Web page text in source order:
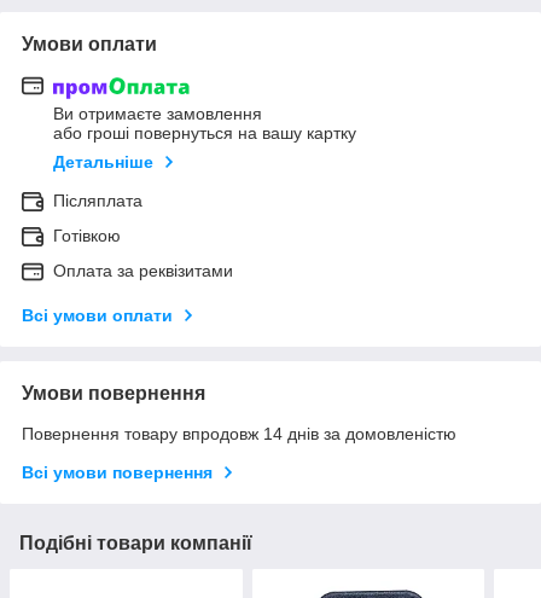
Умови оплати
Ви отримаєте замовлення
або гроші повернуться на вашу картку
Детальніше
Післяплата
Готівкою
Оплата за реквізитами
Всі умови оплати
Умови повернення
Повернення товару впродовж 14 днів за домовленістю
Всі умови повернення
Подібні товари компанії